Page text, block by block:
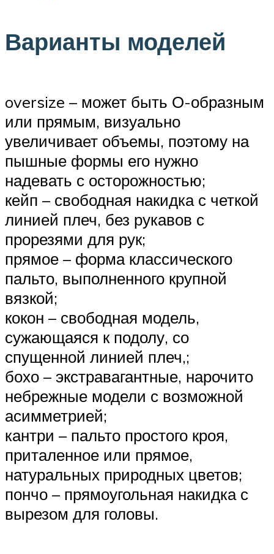
Варианты моделей
oversize – может быть О-образным
или прямым, визуально
увеличивает объемы, поэтому на
пышные формы его нужно
надевать с осторожностью;
кейп – свободная накидка с четкой
линией плеч, без рукавов с
прорезями для рук;
прямое – форма классического
пальто, выполненного крупной
вязкой;
кокон – свободная модель,
сужающаяся к подолу, со
спущенной линией плеч,;
бохо – экстравагантные, нарочито
небрежные модели с возможной
асимметрией;
кантри – пальто простого кроя,
приталенное или прямое,
натуральных природных цветов;
пончо – прямоугольная накидка с
вырезом для головы.